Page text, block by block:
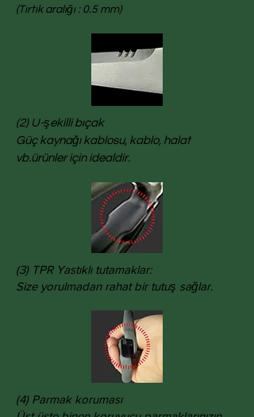
(Tırtık aralığı : 0.5 mm)
(2) U-şekilli bıçak
Güç kaynağı kablosu, kablo, halat
vb.ürünler için idealdir.
(3) TPR Yastıklı tutamaklar:
Size yorulmadan rahat bir tutuş sağlar.
(4) Parmak koruması